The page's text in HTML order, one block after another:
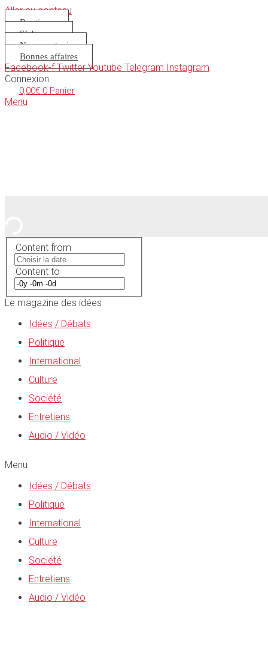
Aller au contenu
Boutique
S’abonner
Nous soutenir
Bonnes affaires
Facebook-f Twitter Youtube Telegram Instagram
Connexion
0,00€ 0 Panier
Menu
Content from
Content to
Le magazine des idées
Idées / Débats
Politique
International
Culture
Société
Entretiens
Audio / Vidéo
Menu
Idées / Débats
Politique
International
Culture
Société
Entretiens
Audio / Vidéo